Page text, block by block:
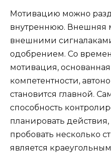
Мотивацию можно
внутреннюю. Внешняя
внешними
одобрением. Со
мотивация,
компетентности,
становится главной.
способность
планировать
пробовать несколько
является